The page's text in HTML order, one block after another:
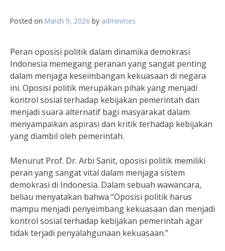
Posted on March 9, 2026 by adminmes
Peran oposisi politik dalam dinamika demokrasi
Indonesia memegang peranan yang sangat penting
dalam menjaga keseimbangan kekuasaan di negara
ini. Oposisi politik merupakan pihak yang menjadi
kontrol sosial terhadap kebijakan pemerintah dan
menjadi suara alternatif bagi masyarakat dalam
menyampaikan aspirasi dan kritik terhadap kebijakan
yang diambil oleh pemerintah.
Menurut Prof. Dr. Arbi Sanit, oposisi politik memiliki
peran yang sangat vital dalam menjaga sistem
demokrasi di Indonesia. Dalam sebuah wawancara,
beliau menyatakan bahwa “Oposisi politik harus
mampu menjadi penyeimbang kekuasaan dan menjadi
kontrol sosial terhadap kebijakan pemerintah agar
tidak terjadi penyalahgunaan kekuasaan.”